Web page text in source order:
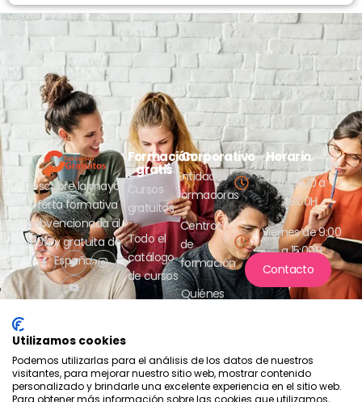
Descubre la mayor
oferta formativa
subvencionada al
100% y gratuita de
España.
Formación
gratis
Cursos
gratuitos
Todo el
catálogo
de cursos
Corporativo
Entidades
formadoras
Centros
de
formación
Quiénes
Horario
Lunes a jueves
de 9:00 a
18:00H
Viernes de 9:00
a 15:00H
Contacto
Utilizamos cookies
Podemos utilizarlas para el análisis de los datos de nuestros
visitantes, para mejorar nuestro sitio web, mostrar contenido
personalizado y brindarle una excelente experiencia en el sitio web.
Para obtener más información sobre las cookies que utilizamos,